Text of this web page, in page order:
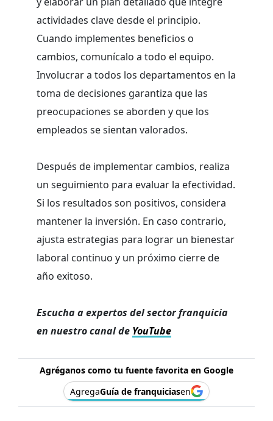
actividades clave desde el principio.
Cuando implementes beneficios o
cambios, comunícalo a todo el equipo.
Involucrar a todos los departamentos en la
toma de decisiones garantiza que las
preocupaciones se aborden y que los
empleados se sientan valorados.
Después de implementar cambios, realiza
un seguimiento para evaluar la efectividad.
Si los resultados son positivos, considera
mantener la inversión. En caso contrario,
ajusta estrategias para lograr un bienestar
laboral continuo y un próximo cierre de
año exitoso.
Escucha a expertos del sector franquicia
en nuestro canal de YouTube
Agréganos como tu fuente favorita en Google
AgregaGuía de franquiciasen